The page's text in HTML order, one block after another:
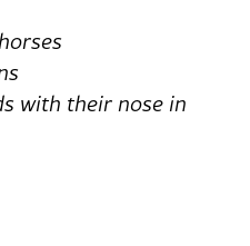
with their nose in